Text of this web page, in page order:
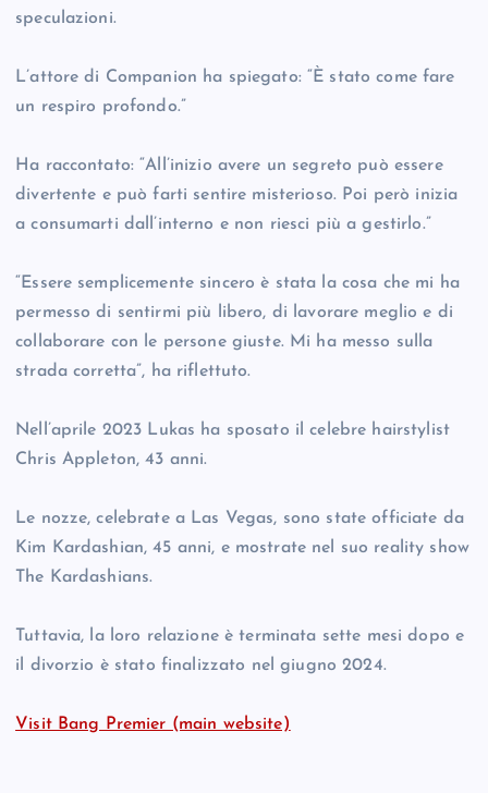
speculazioni.
L’attore di Companion ha spiegato: “È stato come fare
un respiro profondo.”
Ha raccontato: “All’inizio avere un segreto può essere
divertente e può farti sentire misterioso. Poi però inizia
a consumarti dall’interno e non riesci più a gestirlo.”
“Essere semplicemente sincero è stata la cosa che mi ha
permesso di sentirmi più libero, di lavorare meglio e di
collaborare con le persone giuste. Mi ha messo sulla
strada corretta”, ha riflettuto.
Nell’aprile 2023 Lukas ha sposato il celebre hairstylist
Chris Appleton, 43 anni.
Le nozze, celebrate a Las Vegas, sono state officiate da
Kim Kardashian, 45 anni, e mostrate nel suo reality show
The Kardashians.
Tuttavia, la loro relazione è terminata sette mesi dopo e
il divorzio è stato finalizzato nel giugno 2024.
Visit Bang Premier (main website)